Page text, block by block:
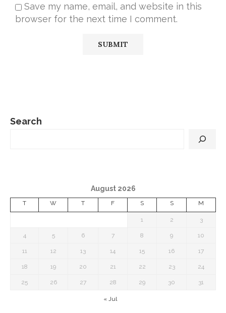
Save my name, email, and website in this
browser for the next time I comment.
Search
August 2026
T W T F S S M
1 2 3
4 5 6 7 8 9 10
11 12 13 14 15 16 17
18 19 20 21 22 23 24
25 26 27 28 29 30 31
« Jul